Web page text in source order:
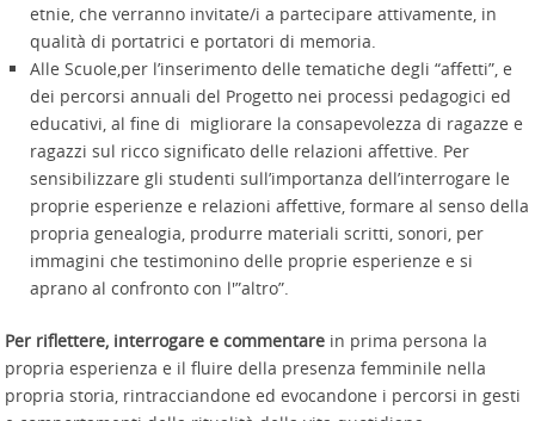
etnie, che verranno invitate/i a partecipare attivamente, in
qualità di portatrici e portatori di memoria.
Alle Scuole,per l’inserimento delle tematiche degli “affetti”, e
dei percorsi annuali del Progetto nei processi pedagogici ed
educativi, al fine di migliorare la consapevolezza di ragazze e
ragazzi sul ricco significato delle relazioni affettive. Per
sensibilizzare gli studenti sull’importanza dell’interrogare le
proprie esperienze e relazioni affettive, formare al senso della
propria genealogia, produrre materiali scritti, sonori, per
immagini che testimonino delle proprie esperienze e si
aprano al confronto con l'”altro”.
Per riflettere, interrogare e commentare in prima persona la
propria esperienza e il fluire della presenza femminile nella
propria storia, rintracciandone ed evocandone i percorsi in gesti